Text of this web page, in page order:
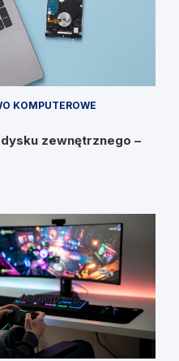
KOMPUTEROWE
zewnętrznego –